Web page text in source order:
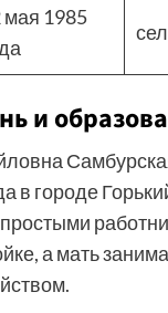
мая 1985
и
в городе
а мать